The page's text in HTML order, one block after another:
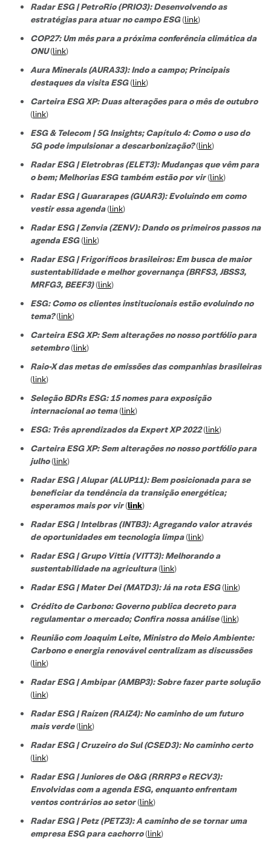
Radar ESG | PetroRio (PRIO3): Desenvolvendo as
estratégias para atuar no campo ESG(link)
COP27: Um mês para a próxima conferência climática da
ONU(link)
Aura Minerals (AURA33): Indo a campo; Principais
destaques da visita ESG(link)
Carteira ESG XP: Duas alterações para o mês de outubro
(link)
ESG & Telecom | 5G Insights; Capítulo 4: Como o uso do
5G pode impulsionar a descarbonização?(link)
Radar ESG | Eletrobras (ELET3): Mudanças que vêm para
o bem; Melhorias ESG também estão por vir(link)
Radar ESG | Guararapes (GUAR3): Evoluindo em como
vestir essa agenda(link)
Radar ESG | Zenvia (ZENV): Dando os primeiros passos na
agenda ESG(link)
Radar ESG | Frigoríficos brasileiros: Em busca de maior
sustentabilidade e melhor governança (BRFS3, JBSS3,
MRFG3, BEEF3)(link)
ESG: Como os clientes institucionais estão evoluindo no
tema?(link)
Carteira ESG XP: Sem alterações no nosso portfólio para
setembro(link)
Raio-X das metas de emissões das companhias brasileiras
(link)
Seleção BDRs ESG​: 15 nomes para exposição
internacional ao tema(link)
ESG: Três aprendizados da Expert XP 2022(link)
Carteira ESG XP: Sem alterações no nosso portfólio para
julho(link)
Radar ESG | Alupar (ALUP11): Bem posicionada para se
beneficiar da tendência da transição energética;
esperamos mais por vir(link)
Radar ESG | Intelbras (INTB3):Agregando valor através
de oportunidades em tecnologia limpa(link)
Radar ESG |Grupo Vittia (VITT3):Melhorando a
sustentabilidade na agricultura(link)
Radar ESG | Mater Dei (MATD3): Já na rota ESG(link)
Crédito de Carbono: Governo publica decreto para
regulamentar o mercado; Confira nossa análise(link)
Reunião com Joaquim Leite, Ministro do Meio Ambiente:
Carbono e energia renovável centralizam as discussões
(link)
Radar ESG | Ambipar (AMBP3): Sobre fazer parte solução
(link)
Radar ESG | Raízen (RAIZ4): No caminho de um futuro
mais verde(link)
Radar ESG | Cruzeiro do Sul (CSED3): No caminho certo
(link)
Radar ESG | Juniores de O&G (RRRP3 e RECV3):
Envolvidas com a agenda ESG, enquanto enfrentam
ventos contrários ao setor(link)
Radar ESG | Petz (PETZ3): A caminho de se tornar uma
empresa ESG para cachorro(link)